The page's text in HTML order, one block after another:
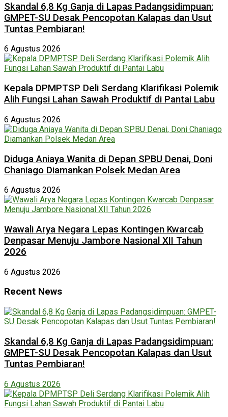
Skandal 6,8 Kg Ganja di Lapas Padangsidimpuan:
GMPET-SU Desak Pencopotan Kalapas dan Usut
Tuntas Pembiaran!
6 Agustus 2026
Kepala DPMPTSP Deli Serdang Klarifikasi Polemik
Alih Fungsi Lahan Sawah Produktif di Pantai Labu
6 Agustus 2026
Diduga Aniaya Wanita di Depan SPBU Denai, Doni
Chaniago Diamankan Polsek Medan Area
6 Agustus 2026
Wawali Arya Negara Lepas Kontingen Kwarcab
Denpasar Menuju Jambore Nasional XII Tahun
2026
6 Agustus 2026
Recent News
Skandal 6,8 Kg Ganja di Lapas Padangsidimpuan:
GMPET-SU Desak Pencopotan Kalapas dan Usut
Tuntas Pembiaran!
6 Agustus 2026